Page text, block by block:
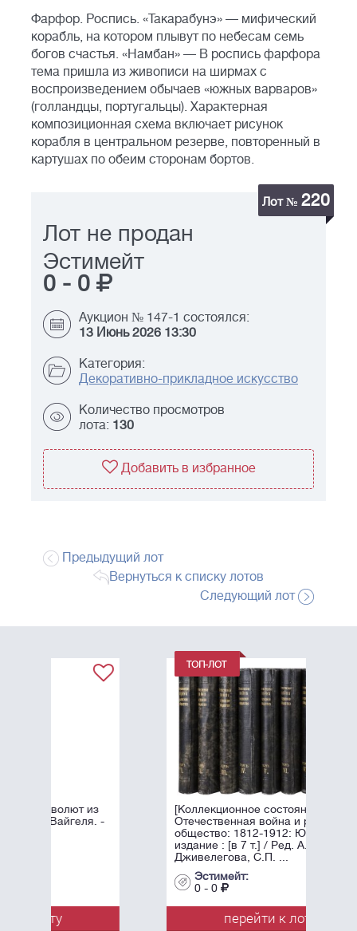
Фарфор. Роспись. «Такарабунэ» — мифический
корабль, на котором плывут по небесам семь
богов счастья. «Намбан» — В роспись фарфора
тема пришла из живописи на ширмах с
воспроизведением обычаев «южных варваров»
(голландцы, португальцы). Характерная
композиционная схема включает рисунок
корабля в центральном резерве, повторенный в
картушах по обеим сторонам бортов.
Лот № 220
Лот не продан
Эстимейт
0 - 0
Аукцион № 147-1 состоялся:
13 Июнь 2026 13:30
Категория:
Декоративно-прикладное искусство
Количество просмотров
лота: 130
Добавить в избранное
Предыдущий лот
Вернуться к списку лотов
Следующий лот
[Коллекционное состояние].
Отечественная война и русское
общество: 1812-1912: Юбилейное
издание : [в 7 т.] / Ред. А.К.
Дживелегова, С.П. ...
перейти к лоту